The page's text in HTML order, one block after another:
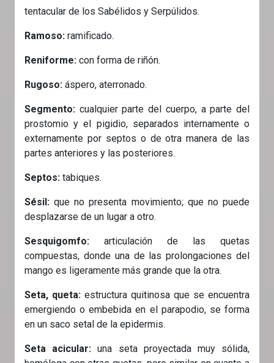
tentacular de los Sabélidos y Serpúlidos.
Ramoso: ramificado.
Reniforme: con forma de riñón.
Rugoso: áspero, aterronado.
Segmento: cualquier parte del cuerpo, a parte del
prostomio y el pigidio, separados internamente o
externamente por septos o de otra manera de las
partes anteriores y las posteriores.
Septos: tabiques.
Sésil: que no presenta movimiento; que no puede
desplazarse de un lugar a otro.
Sesquigomfo: articulación de las quetas
compuestas, donde una de las prolongaciones del
mango es ligeramente más grande que la otra.
Seta, queta: estructura quitinosa que se encuentra
emergiendo o embebida en el parapodio, se forma
en un saco setal de la epidermis.
Seta acicular:una seta proyectada muy sólida,